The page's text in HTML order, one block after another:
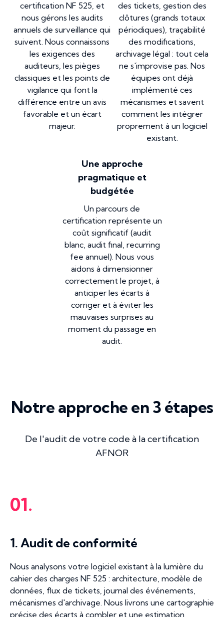
certification NF 525, et
nous gérons les audits
annuels de surveillance qui
suivent. Nous connaissons
les exigences des
auditeurs, les pièges
classiques et les points de
vigilance qui font la
différence entre un avis
favorable et un écart
majeur.
des tickets, gestion des
clôtures (grands totaux
périodiques), traçabilité
des modifications,
archivage légal : tout cela
ne s'improvise pas. Nos
équipes ont déjà
implémenté ces
mécanismes et savent
comment les intégrer
proprement à un logiciel
existant.
Une approche
pragmatique et
budgétée
Un parcours de
certification représente un
coût significatif (audit
blanc, audit final, recurring
fee annuel). Nous vous
aidons à dimensionner
correctement le projet, à
anticiper les écarts à
corriger et à éviter les
mauvaises surprises au
moment du passage en
audit.
Notre approche en 3 étapes
De l'audit de votre code à la certification
AFNOR
01.
1. Audit de conformité
Nous analysons votre logiciel existant à la lumière du
cahier des charges NF 525 : architecture, modèle de
données, flux de tickets, journal des événements,
mécanismes d'archivage. Nous livrons une cartographie
précise des écarts à combler et une estimation